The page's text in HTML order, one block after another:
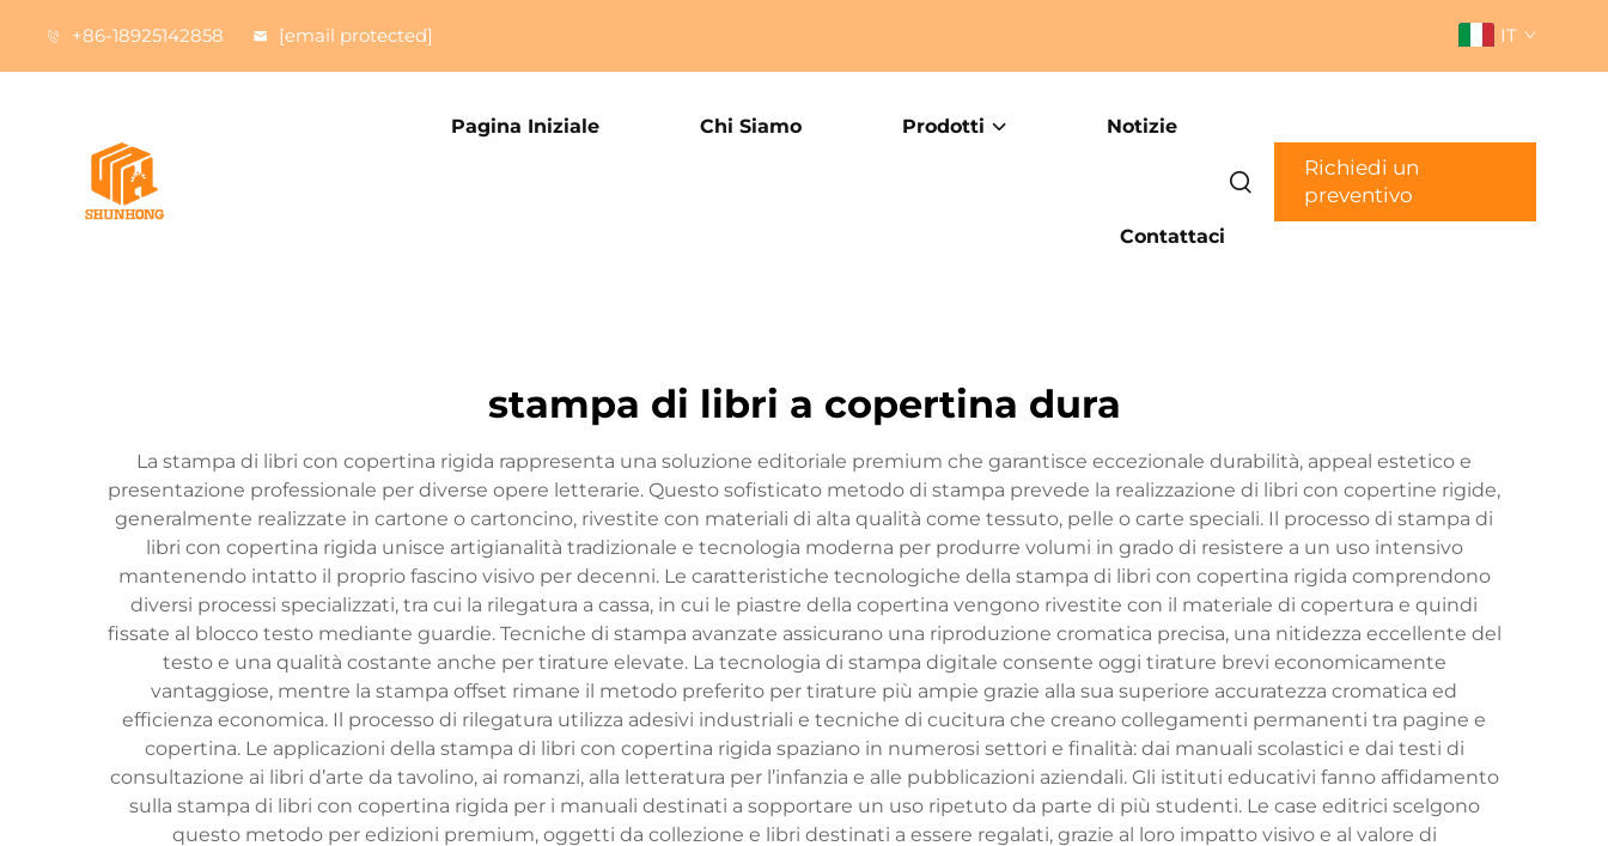
+86-18925142858 [email protected] IT
Pagina Iniziale Chi Siamo Prodotti Notizie
Contattaci
Richiedi un
preventivo
stampa di libri a copertina dura
La stampa di libri con copertina rigida rappresenta una soluzione editoriale premium che garantisce eccezionale durabilità, appeal estetico e
presentazione professionale per diverse opere letterarie. Questo sofisticato metodo di stampa prevede la realizzazione di libri con copertine rigide,
generalmente realizzate in cartone o cartoncino, rivestite con materiali di alta qualità come tessuto, pelle o carte speciali. Il processo di stampa di
libri con copertina rigida unisce artigianalità tradizionale e tecnologia moderna per produrre volumi in grado di resistere a un uso intensivo
mantenendo intatto il proprio fascino visivo per decenni. Le caratteristiche tecnologiche della stampa di libri con copertina rigida comprendono
diversi processi specializzati, tra cui la rilegatura a cassa, in cui le piastre della copertina vengono rivestite con il materiale di copertura e quindi
fissate al blocco testo mediante guardie. Tecniche di stampa avanzate assicurano una riproduzione cromatica precisa, una nitidezza eccellente del
testo e una qualità costante anche per tirature elevate. La tecnologia di stampa digitale consente oggi tirature brevi economicamente
vantaggiose, mentre la stampa offset rimane il metodo preferito per tirature più ampie grazie alla sua superiore accuratezza cromatica ed
efficienza economica. Il processo di rilegatura utilizza adesivi industriali e tecniche di cucitura che creano collegamenti permanenti tra pagine e
copertina. Le applicazioni della stampa di libri con copertina rigida spaziano in numerosi settori e finalità: dai manuali scolastici e dai testi di
consultazione ai libri d’arte da tavolino, ai romanzi, alla letteratura per l’infanzia e alle pubblicazioni aziendali. Gli istituti educativi fanno affidamento
sulla stampa di libri con copertina rigida per i manuali destinati a sopportare un uso ripetuto da parte di più studenti. Le case editrici scelgono
questo metodo per edizioni premium, oggetti da collezione e libri destinati a essere regalati, grazie al loro impatto visivo e al valore di